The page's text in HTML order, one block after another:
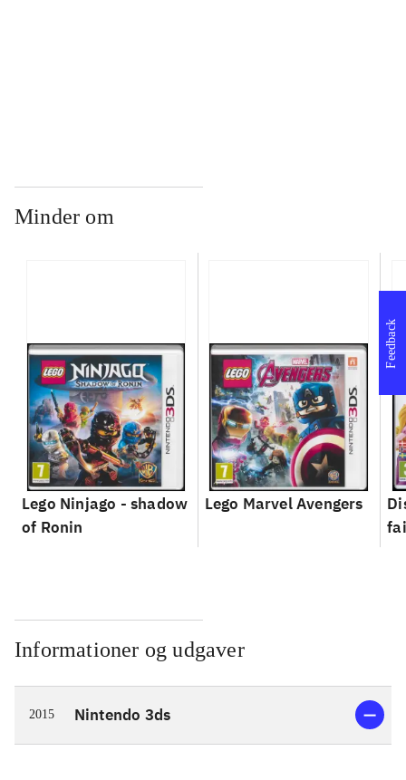
Minder om
Lego Ninjago - shadow
of Ronin
Lego Marvel Avengers
Informationer og udgaver
2015 Nintendo 3ds
Feedback